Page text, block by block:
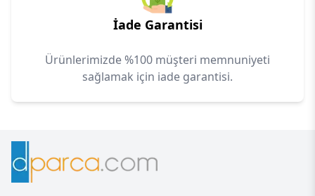
İade Garantisi
Ürünlerimizde %100 müşteri memnuniyeti
sağlamak için iade garantisi.